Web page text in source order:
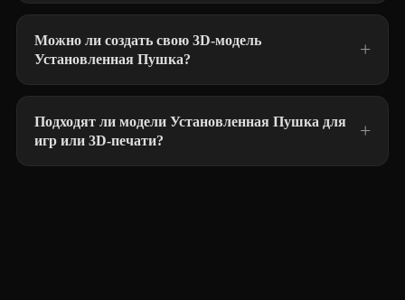
Можно ли создать свою 3D-модель
Установленная Пушка?
Подходят ли модели Установленная Пушка для
игр или 3D-печати?